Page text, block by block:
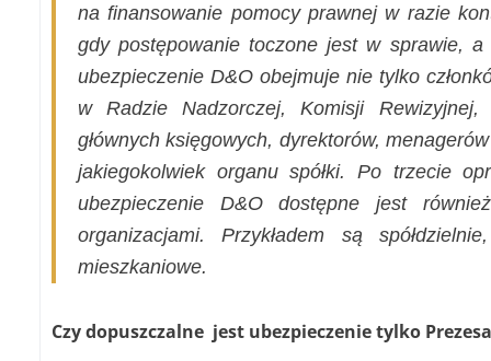
na finansowanie pomocy prawnej w razie
gdy postępowanie toczone jest w sprawie, a
ubezpieczenie D&O obejmuje nie tylko
w Radzie Nadzorczej, Komisji Rewizyjnej,
głównych księgowych, dyrektorów,
jakiegokolwiek organu spółki. Po trzecie
ubezpieczenie D&O dostępne jest
organizacjami. Przykładem są
mieszkaniowe.
Czy dopuszczalne jest ubezpieczenie tylko